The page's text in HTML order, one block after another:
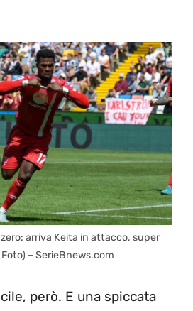
arriva Keita in attacco, super
– SerieBnews.com
però. E una spiccata